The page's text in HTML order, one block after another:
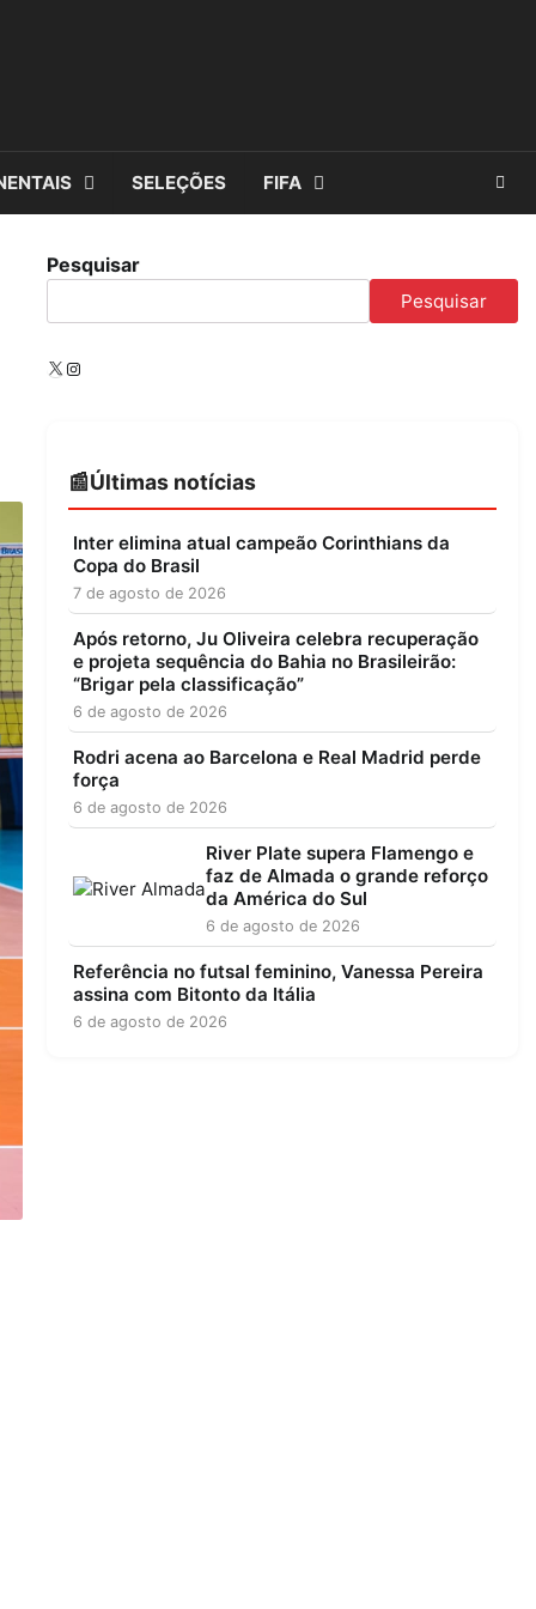
SELEÇÕES FIFA
Pesquisar
Pesquisar
X Instagram
Últimas notícias
Inter elimina atual campeão Corinthians da
Copa do Brasil
7 de agosto de 2026
Após retorno, Ju Oliveira celebra recuperação
e projeta sequência do Bahia no Brasileirão:
“Brigar pela classificação”
6 de agosto de 2026
Rodri acena ao Barcelona e Real Madrid perde
força
6 de agosto de 2026
River Plate supera Flamengo e
faz de Almada o grande reforço
da América do Sul
6 de agosto de 2026
Referência no futsal feminino, Vanessa Pereira
assina com Bitonto da Itália
6 de agosto de 2026